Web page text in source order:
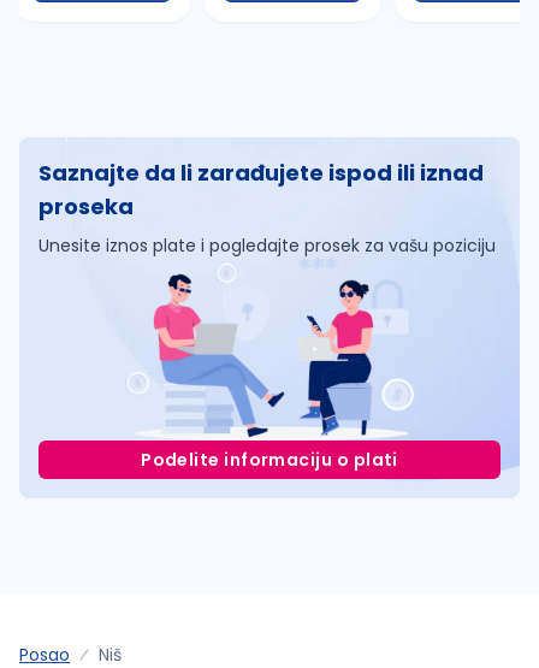
Saznajte da li zarađujete ispod ili iznad
proseka
Unesite iznos plate i pogledajte prosek za vašu poziciju
Podelite informaciju o plati
Posao Niš